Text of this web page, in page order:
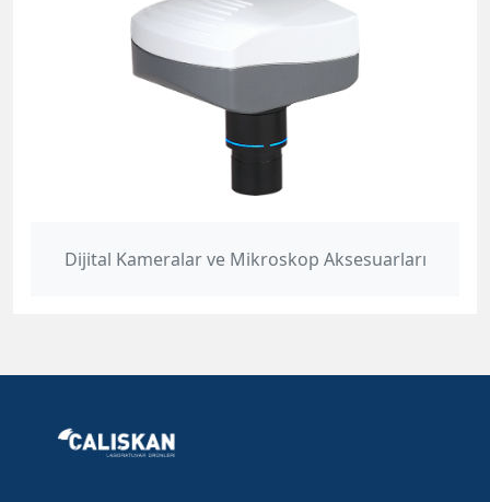
Dijital Kameralar ve Mikroskop Aksesuarları